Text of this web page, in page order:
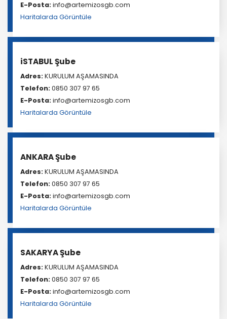
E-Posta: info@artemizosgb.com
Haritalarda Görüntüle
iSTABUL Şube
Adres: KURULUM AŞAMASINDA
Telefon: 0850 307 97 65
E-Posta: info@artemizosgb.com
Haritalarda Görüntüle
ANKARA Şube
Adres: KURULUM AŞAMASINDA
Telefon: 0850 307 97 65
E-Posta: info@artemizosgb.com
Haritalarda Görüntüle
SAKARYA Şube
Adres: KURULUM AŞAMASINDA
Telefon: 0850 307 97 65
E-Posta: info@artemizosgb.com
Haritalarda Görüntüle